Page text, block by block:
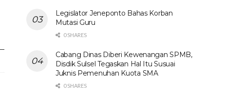
Legislator Jeneponto Bahas Korban
Mutasi Guru
0 SHARES
Cabang Dinas Diberi Kewenangan SPMB,
Disdik Sulsel Tegaskan Hal Itu Susuai
Juknis Pemenuhan Kuota SMA
0 SHARES